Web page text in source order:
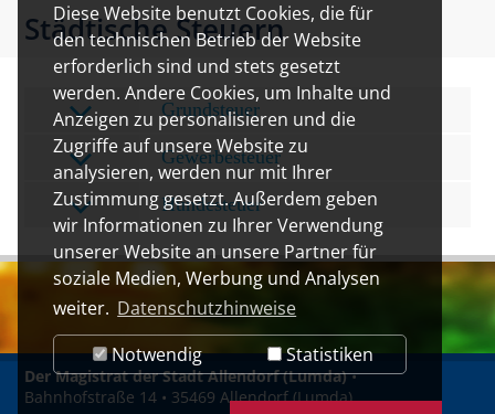
Diese Website benutzt Cookies, die für
den technischen Betrieb der Website
erforderlich sind und stets gesetzt
werden. Andere Cookies, um Inhalte und
Anzeigen zu personalisieren und die
Zugriffe auf unsere Website zu
analysieren, werden nur mit Ihrer
Zustimmung gesetzt. Außerdem geben
wir Informationen zu Ihrer Verwendung
unserer Website an unsere Partner für
soziale Medien, Werbung und Analysen
weiter. Datenschutzhinweise
Notwendig
Statistiken
Städtische Steuern
Grundsteuer
Gewerbesteuer
Hundesteuer
Der Magistrat der Stadt Allendorf (Lumda)•
Bahnhofstraße 14 • 35469 Allendorf (Lumda)